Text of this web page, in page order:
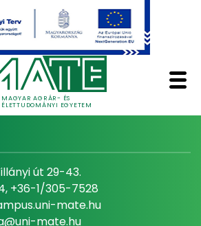
MAGYAR AGRÁR- ÉS
ÉLETTUDOMÁNYI EGYETEM
út 29-43.
+36-1/305-7528
mate.hu
mate.hu